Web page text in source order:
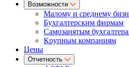
Возможности
Малому и среднему
Бухгалтерским фирмам
Самозанятым
Крупным компаниям
Цены
Отчетность